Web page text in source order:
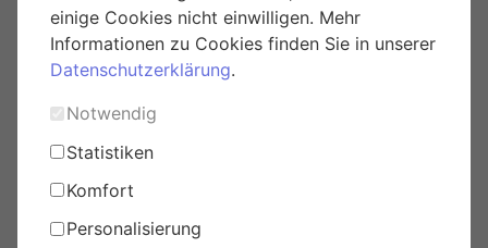
einige Cookies nicht einwilligen. Mehr
Informationen zu Cookies finden Sie in unserer
Datenschutzerklärung.
Notwendig
Statistiken
Komfort
Personalisierung